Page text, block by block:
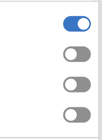
tre år så är det vanligt
(momsad) för
dra av moms för drift-
momsen en kostnad.
en lokal är